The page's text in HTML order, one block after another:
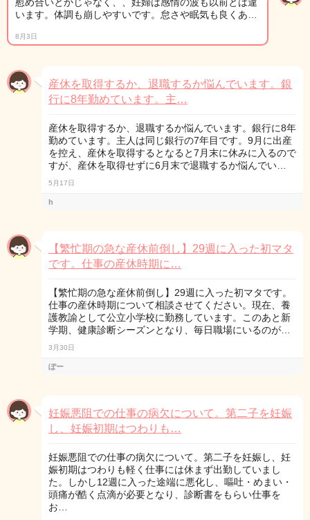
います。体調も崩しやすいです。怠さや眠気も良くあ…
8月3日
産休を取得するか、退職するか悩んでいます。銀
行に8年勤めています。主…
産休を取得するか、退職するか悩んでいます。銀行に8年
勤めています。主人は同じ銀行の7年目です。9月に出産
を控え、産休を取得するとなると7月末に休みに入るので
すが、産休を取得せずに6月末で退職するか悩んでい…
5月17日
h
【繁忙期の急な産休前倒し】29週に入った初マタ
です。仕事の産休時期に…
【繁忙期の急な産休前倒し】29週に入った初マタです。
仕事の産休時期について相談させてください。現在、養
護教諭として公立小学校に勤務しています。このあと新
学期、健康診断シーズンとなり、毎日職場にいるのが…
3月30日
ぽー
妊娠悪阻での仕事の病欠について。第二子を妊娠
し、妊娠初期はつわりも…
妊娠悪阻での仕事の病欠について。第二子を妊娠し、妊
娠初期はつわりも軽く仕事には休まず出勤していまし
た。しかし12週に入った途端に悪化し、嘔吐・めまい・
頭痛が酷く点滴が必要となり、診断書をもらい仕事を
お…